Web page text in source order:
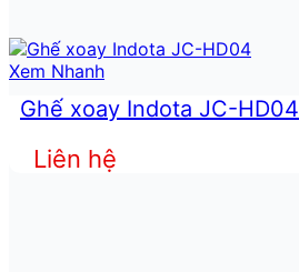
Xem Nhanh
Ghế xoay Indota JC-HD04
Liên hệ